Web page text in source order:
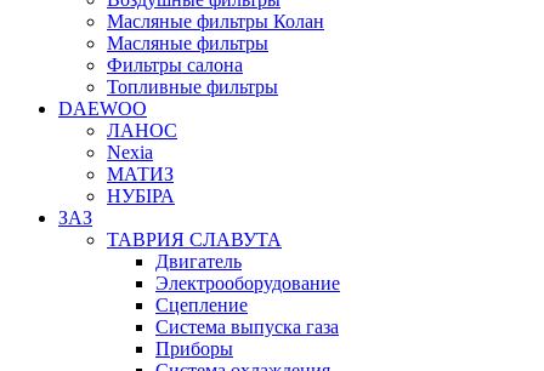
Масляные фильтры Колан
Масляные фильтры
Фильтры салона
Топливные фильтры
DAEWOO
ЛАНОС
Nexia
МАТИЗ
НУБІРА
ЗАЗ
ТАВРИЯ СЛАВУТА
Двигатель
Электрооборудование
Сцепление
Система выпуска газа
Приборы